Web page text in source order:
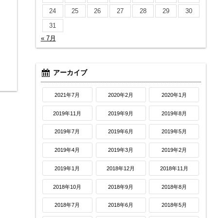
24 25 26 27 28 29
30
31
« 7月
アーカイブ
2021年7月 2020年2月 2020年1月
2019年11月 2019年9月 2019年8月
2019年7月 2019年6月 2019年5月
2019年4月 2019年3月 2019年2月
2019年1月 2018年12月 2018年11月
2018年10月 2018年9月 2018年8月
2018年7月 2018年6月 2018年5月